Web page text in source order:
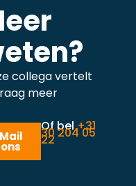
collega vertelt
meer
Mail
ons
Of bel+31
30 204 05
22